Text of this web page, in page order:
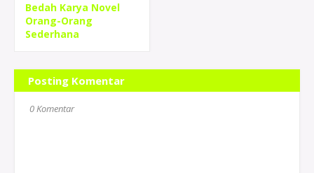
Bedah Karya Novel
Orang-Orang
Sederhana
Posting Komentar
0 Komentar